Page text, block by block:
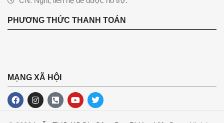
PHƯƠNG THỨC THANH TOÁN
MẠNG XÃ HỘI